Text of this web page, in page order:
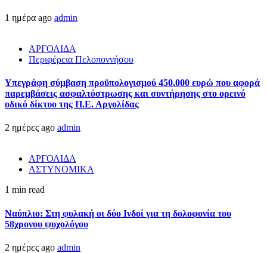
1 ημέρα ago admin
ΑΡΓΟΛΙΔΑ
Περιφέρεια Πελοποννήσου
Υπεγράφη σύμβαση προϋπολογισμού 450.000 ευρώ που αφορά
παρεμβάσεις ασφαλτόστρωσης και συντήρησης στο ορεινό
οδικό δίκτυο της Π.Ε. Αργολίδας
2 ημέρες ago admin
ΑΡΓΟΛΙΔΑ
ΑΣΤΥΝΟΜΙΚΑ
1 min read
Ναύπλιο: Στη φυλακή οι δύο Ινδοί για τη δολοφονία του
58χρονου ψυχολόγου
2 ημέρες ago admin